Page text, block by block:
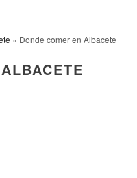
» Donde comer en Albacete